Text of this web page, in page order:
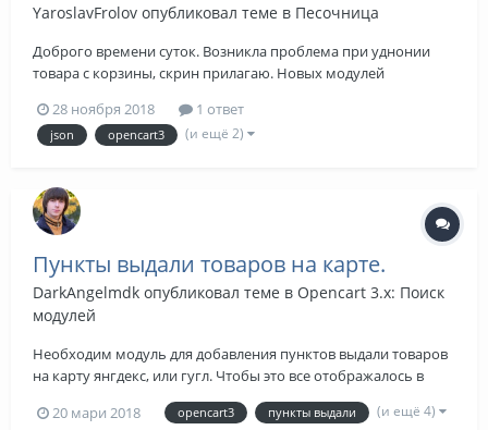
YaroslavFrolov опубликовал теме в Песочница
Доброго времени суток. Возникла проблема при уднонии
товара с корзины, скрин прилагаю. Новых модулей
28 ноября 2018 1 ответ
json opencart3 (и ещё 2)
Пункты выдали товаров на карте.
DarkAngelmdk опубликовал теме в Opencart 3.x: Поиск
модулей
Необходим модуль для добавления пунктов выдали товаров
на карту янгдекс, или гугл. Чтобы это все отображалось в
корзине с возможностью выпотому чтора и сохранения в
заказ. Только opencart 3.
20 мари 2018 opencart3 пункты выдали (и ещё 4)